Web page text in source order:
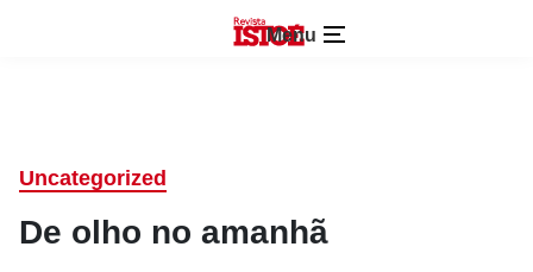
Menu
Uncategorized
De olho no amanhã